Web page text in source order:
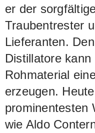
er der
Traubentrester
Lieferanten.
Distillatore
Rohmaterial
erzeugen.
prominentesten
wie Aldo